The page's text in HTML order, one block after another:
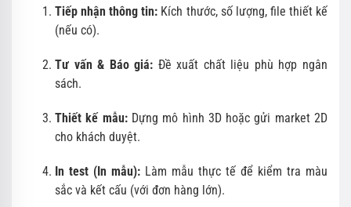
Tiếp nhận thông tin: Kích thước, số lượng, file thiết kế
(nếu có).
Tư vấn & Báo giá: Đề xuất chất liệu phù hợp ngân
sách.
Thiết kế mẫu:Dựng mô hình 3D hoặc gửi market 2D
cho khách duyệt.
In test (In mẫu): Làm mẫu thực tế để kiểm tra màu
sắc và kết cấu (với đơn hàng lớn).